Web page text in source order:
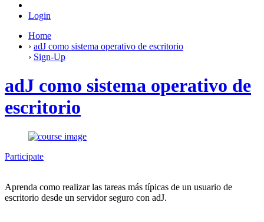
Login
Home
› adJ como sistema operativo de escritorio
› Sign-Up
adJ como sistema operativo de
escritorio
Participate
Aprenda como realizar las tareas más típicas de un usuario de
escritorio desde un servidor seguro con adJ.